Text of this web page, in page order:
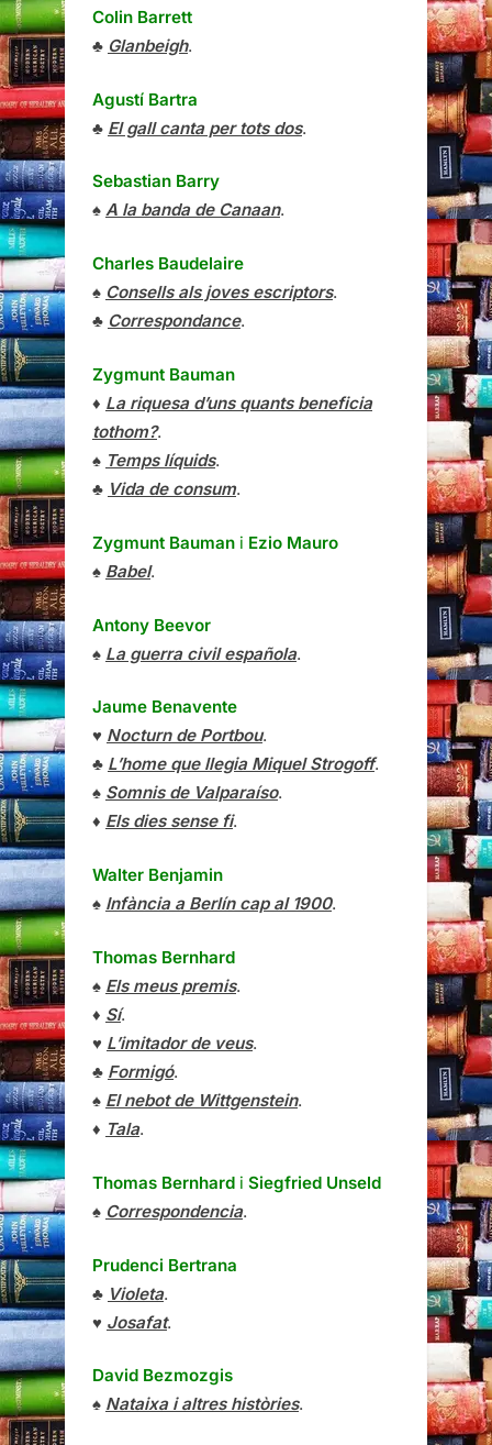
Colin Barrett
♣ Glanbeigh.
Agustí Bartra
♣ El gall canta per tots dos.
Sebastian Barry
♠ A la banda de Canaan.
Charles Baudelaire
♠ Consells als joves escriptors.
♣ Correspondance.
Zygmunt Bauman
♦ La riquesa d’uns quants beneficia
tothom?.
♠ Temps líquids.
♣ Vida de consum.
Zygmunt Bauman i Ezio Mauro
♠ Babel.
Antony Beevor
♠ La guerra civil española.
Jaume Benavente
♥ Nocturn de Portbou.
♣ L’home que llegia Miquel Strogoff.
♠ Somnis de Valparaíso.
♦ Els dies sense fi.
Walter Benjamin
♠ Infància a Berlín cap al 1900.
Thomas Bernhard
♠ Els meus premis.
♦ Sí.
♥ L’imitador de veus.
♣ Formigó.
♠ El nebot de Wittgenstein.
♦ Tala.
Thomas Bernhard i Siegfried Unseld
♠ Correspondencia.
Prudenci Bertrana
♣ Violeta.
♥ Josafat.
David Bezmozgis
♠ Nataixa i altres històries.